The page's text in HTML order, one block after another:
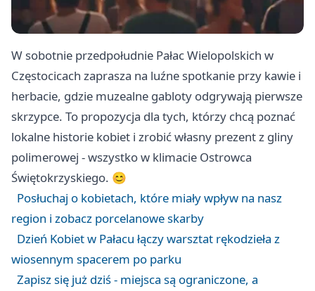
W sobotnie przedpołudnie Pałac Wielopolskich w
Częstocicach zaprasza na luźne spotkanie przy kawie i
herbacie, gdzie muzealne gabloty odgrywają pierwsze
skrzypce. To propozycja dla tych, którzy chcą poznać
lokalne historie kobiet i zrobić własny prezent z gliny
polimerowej - wszystko w klimacie Ostrowca
Świętokrzyskiego. 😊
Posłuchaj o kobietach, które miały wpływ na nasz
region i zobacz porcelanowe skarby
Dzień Kobiet w Pałacu łączy warsztat rękodzieła z
wiosennym spacerem po parku
Zapisz się już dziś - miejsca są ograniczone, a